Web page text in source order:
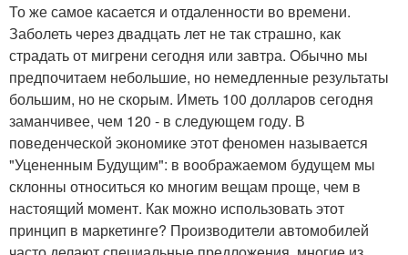
То же самое касается и отдаленности во времени.
Заболеть через двадцать лет не так страшно, как
страдать от мигрени сегодня или завтра. Обычно мы
предпочитаем небольшие, но немедленные результаты
большим, но не скорым. Иметь 100 долларов сегодня
заманчивее, чем 120 - в следующем году. В
поведенческой экономике этот феномен называется
"Уцененным Будущим": в воображаемом будущем мы
склонны относиться ко многим вещам проще, чем в
настоящий момент. Как можно использовать этот
принцип в маркетинге? Производители автомобилей